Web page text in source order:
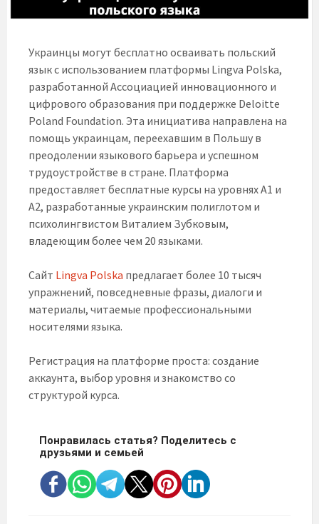
Украинцы могут бесплатно осваивать польский
язык с использованием платформы Lingva Polska,
разработанной Ассоциацией инновационного и
цифрового образования при поддержке Deloitte
Poland Foundation. Эта инициатива направлена на
помощь украинцам, переехавшим в Польшу в
преодолении языкового барьера и успешном
трудоустройстве в стране. Платформа
предоставляет бесплатные курсы на уровнях А1 и
А2, разработанные украинским полиглотом и
психолингвистом Виталием Зубковым,
владеющим более чем 20 языками.
Сайт Lingva Polska предлагает более 10 тысяч
упражнений, повседневные фразы, диалоги и
материалы, читаемые профессиональными
носителями языка.
Регистрация на платформе проста: создание
аккаунта, выбор уровня и знакомство со
структурой курса.
Понравилась статья? Поделитесь с
друзьями и семьей